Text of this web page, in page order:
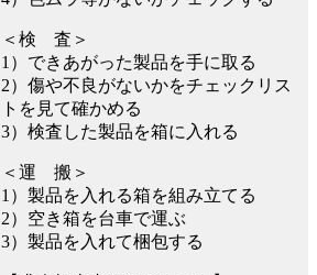
＜検 査＞
1）できあがった製品を手に取る
2）傷や不良がないかをチェックリス
トを見て確かめる
3）検査した製品を箱に入れる
＜運 搬＞
1）製品を入れる箱を組み立てる
2）空き箱を台車で運ぶ
3）製品を入れて梱包する